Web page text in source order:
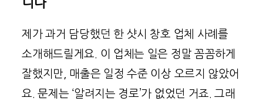
니다
제가 과거 담당했던 한 샷시 창호 업체 사례를
소개해드릴게요. 이 업체는 일은 정말 꼼꼼하게
잘했지만, 매출은 일정 수준 이상 오르지 않았어
요. 문제는 ‘알려지는 경로’가 없었던 거죠. 그래